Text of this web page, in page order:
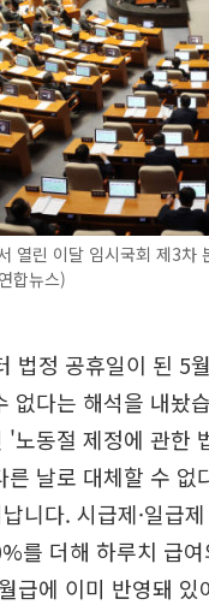
열린 이달 임시국회 제3차
합뉴스)
법정 공휴일이 된 5
없다는 해석을 내놨
노동절 제정에 관한
날로 대체할 수
니다. 시급제·일급
를 더해 하루치 급
급에 이미 반영돼